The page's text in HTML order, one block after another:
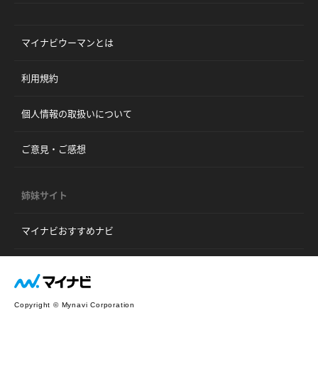
マイナビウーマンとは
利用規約
個人情報の取扱いについて
ご意見・ご感想
姉妹サイト
マイナビおすすめナビ
Copyright © Mynavi Corporation